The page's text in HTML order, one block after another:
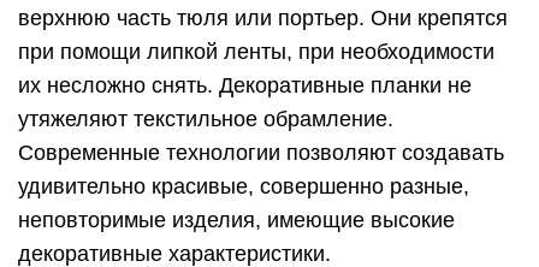
верхнюю часть тюля или портьер. Они крепятся
при помощи липкой ленты, при необходимости
их несложно снять. Декоративные планки не
утяжеляют текстильное обрамление.
Современные технологии позволяют создавать
удивительно красивые, совершенно разные,
неповторимые изделия, имеющие высокие
декоративные характеристики.